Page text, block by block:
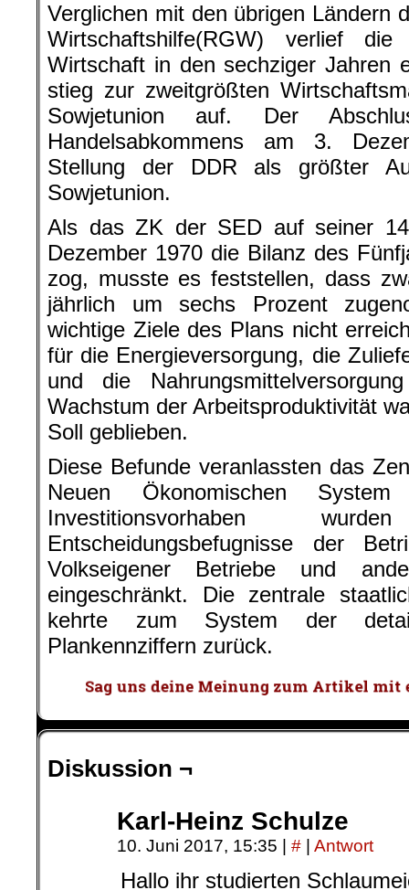
Verglichen mit den übrigen Ländern
Wirtschaftshilfe(RGW) verlief
Wirtschaft in den sechziger Jahren
stieg zur zweitgrößten
Sowjetunion auf. Der
Handelsabkommens am 3.
Stellung der DDR als größter
Sowjetunion.
Als das ZK der SED auf seiner
Dezember 1970 die Bilanz des
zog, musste es feststellen, dass
jährlich um sechs Prozent
wichtige Ziele des Plans nicht
für die Energieversorgung, die
und die
Wachstum der Arbeitsproduktivität
Soll geblieben.
Diese Befunde veranlassten das
Neuen Ökonomischen
Investitionsvorhaben
Entscheidungsbefugnisse der
Volkseigener Betriebe und
eingeschränkt. Die zentrale
kehrte zum System der
Plankennziffern zurück.
Diskussion ¬
Karl-Heinz Schulze
10. Juni 2017, 15:35 # Antwort
Hallo ihr studierten